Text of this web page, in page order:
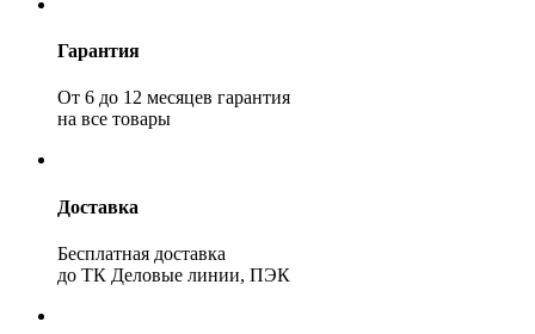
Гарантия
От 6 до 12 месяцев гарантия
на все товары
Доставка
Бесплатная доставка
до ТК Деловые линии, ПЭК